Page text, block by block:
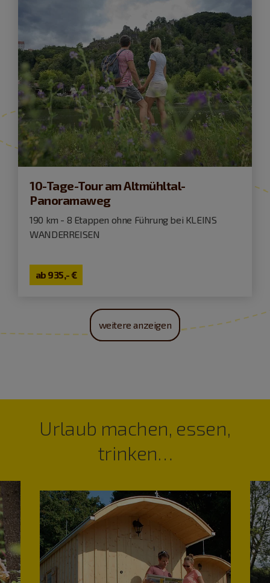
10-Tage-Tour am Altmühltal-
Panoramaweg
190 km - 8 Etappen ohne Führung bei KLEINS
WANDERREISEN
ab 935,- €
weitere anzeigen
Urlaub machen, essen,
trinken…